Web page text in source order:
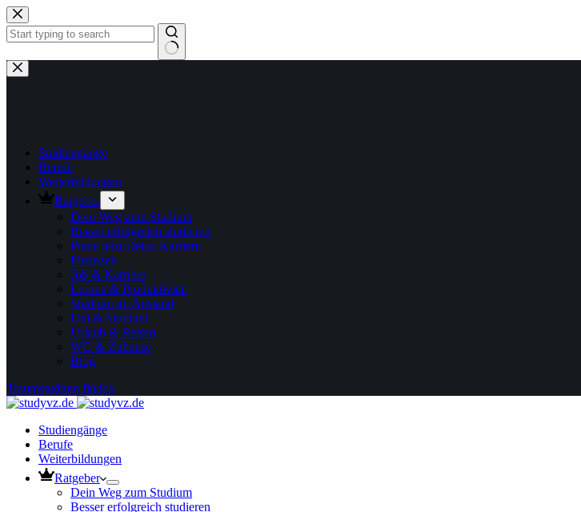
Zum
Inhalt
springen
Keine
Ergebnisse
Studiengänge
Berufe
Weiterbildungen
Ratgeber
Dein Weg zum Studium
Besser erfolgreich studieren
Plane jetzt Deine Karriere
Finanzen
Job & Karriere
Lernen & Produktivität
Studium im Ausland
Uni & Studium
Urlaub & Reisen
WG & Zuhause
Blog
Traumstudium finden
Studiengänge
Berufe
Weiterbildungen
Ratgeber
Dein Weg zum Studium
Besser erfolgreich studieren